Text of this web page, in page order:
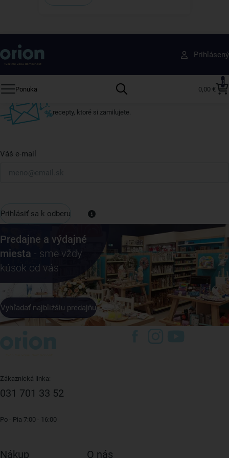
Prihlásený
Ponuka
0
0,00 €
Získajte rady, recepty a tipy na zľavy skôr ako
ktokoľvek iný
Prihláste sa k odberu nášho newslettera.
recepty, ktoré si zamilujete.
Váš e-mail
Prihlásiť sa k odberu
Predajne a výdajné
miesta - sme vždy
kúsok od vás
Vyhľadať najbližšiu predajňu
Zákaznická linka:
031 701 33 52
Po - Pia 7:00 - 16:00
Nákup O nás